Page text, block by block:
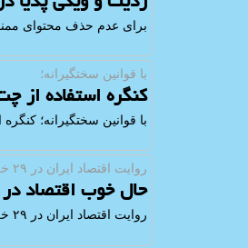
برای عدم حذف محتوای
با قوانین سختگیرانه؛
کنگره استفاده از
با قوانین سختگیرانه؛
روایت اقتصاد ایران در ۲۹ خرداد
حال خوب اقتصاد در 1401
روایت اقتصاد ایران در ۲۹ خرداد حال خوب اقتصاد در 1401